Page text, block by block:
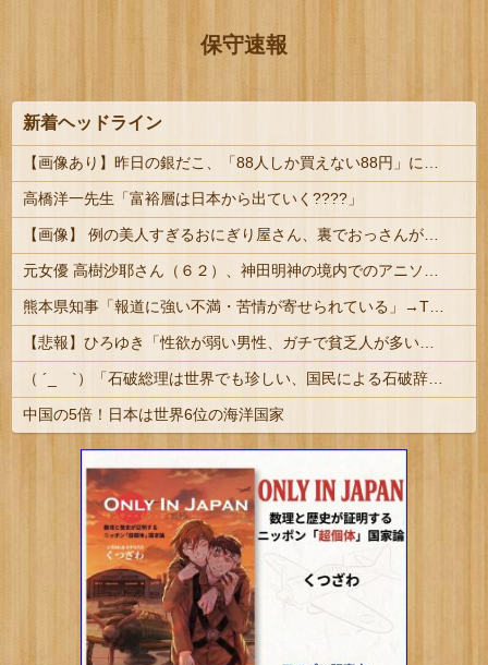
保守速報
新着ヘッドライン
高橋洋一先生「富裕層は日本から出ていく????」
中国の5倍！日本は世界6位の海洋国家